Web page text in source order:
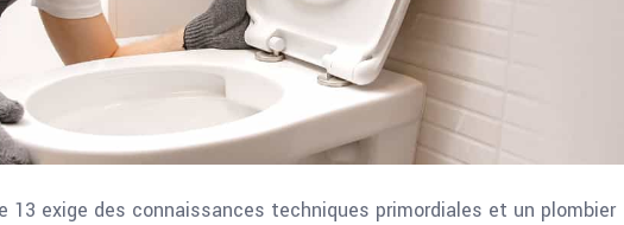
13 exige des connaissances techniques primordiales et un plombier